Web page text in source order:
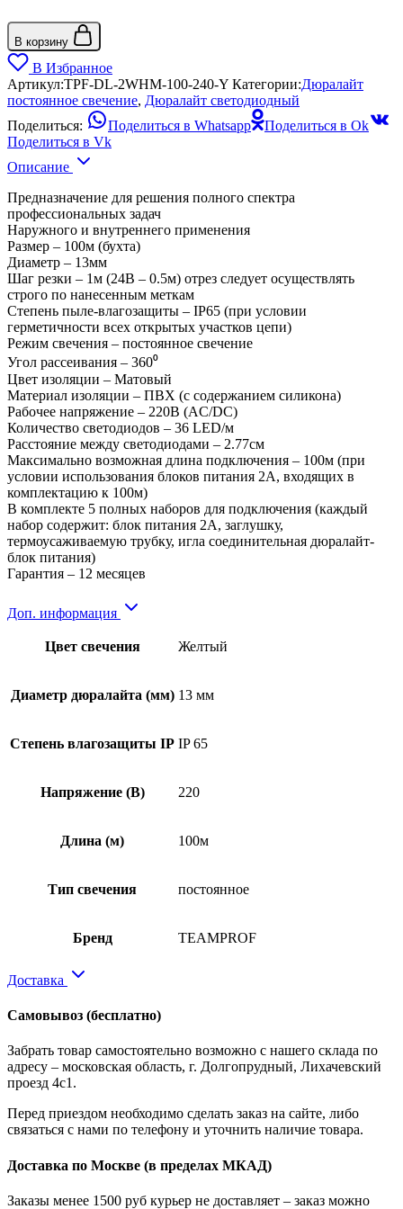
В корзину
В Избранное
Артикул:TPF-DL-2WHM-100-240-Y Категории:Дюралайт
постоянное свечение, Дюралайт светодиодный
Поделиться:
Поделиться в Whatsapp
Поделиться в Ok
Поделиться в Vk
Описание
Предназначение для решения полного спектра
профессиональных задач
Наружного и внутреннего применения
Размер – 100м (бухта)
Диаметр – 13мм
Шаг резки – 1м (24В – 0.5м) отрез следует осуществлять
строго по нанесенным меткам
Степень пыле-влагозащиты – IP65 (при условии
герметичности всех открытых участков цепи)
Режим свечения – постоянное свечение
Угол рассеивания – 360⁰
Цвет изоляции – Матовый
Материал изоляции – ПВХ (с содержанием силикона)
Рабочее напряжение – 220В (AC/DC)
Количество светодиодов – 36 LED/м
Расстояние между светодиодами – 2.77см
Максимально возможная длина подключения – 100м (при
условии использования блоков питания 2А, входящих в
комплектацию к 100м)
В комплекте 5 полных наборов для подключения (каждый
набор содержит: блок питания 2А, заглушку,
термоусаживаемую трубку, игла соединительная дюралайт-
блок питания)
Гарантия – 12 месяцев
Доп. информация
Цвет свечения Желтый
Диаметр дюралайта (мм) 13 мм
Степень влагозащиты IP IP 65
Напряжение (В) 220
Длина (м) 100м
Тип свечения постоянное
Бренд ТEAMPROF
Доставка
Самовывоз (бесплатно)
Забрать товар самостоятельно возможно с нашего склада по
адресу – московская область, г. Долгопрудный, Лихачевский
проезд 4с1.
Перед приездом необходимо сделать заказ на сайте, либо
связаться с нами по телефону и уточнить наличие товара.
Доставка по Москве (в пределах МКАД)
Заказы менее 1500 руб курьер не доставляет – заказ можно